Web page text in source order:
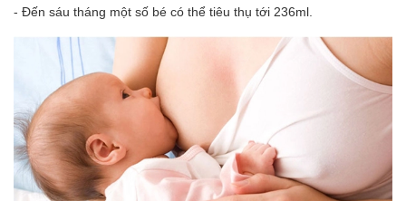
- Đến sáu tháng một số bé có thể tiêu thụ tới 236ml.